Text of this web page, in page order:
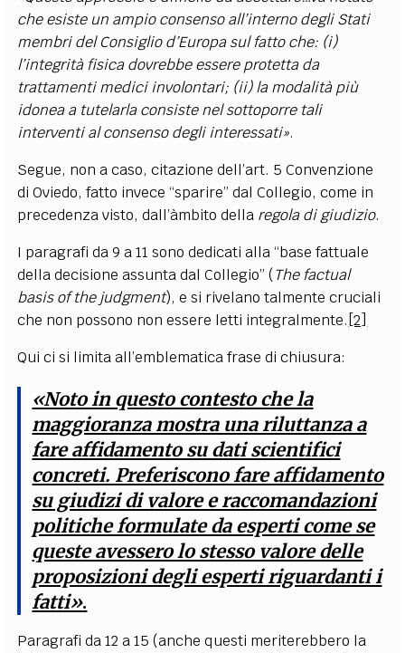
che esiste un ampio consenso all’interno degli Stati
membri del Consiglio d’Europa sul fatto che: (i)
l’integrità fisica dovrebbe essere protetta da
trattamenti medici involontari; (ii) la modalità più
idonea a tutelarla consiste nel sottoporre tali
interventi al consenso degli interessati».
Segue, non a caso, citazione dell’art. 5 Convenzione
di Oviedo, fatto invece “sparire” dal Collegio, come in
precedenza visto, dall’àmbito della regola di giudizio.
I paragrafi da 9 a 11 sono dedicati alla “base fattuale
della decisione assunta dal Collegio” ( The factual
basis of the judgment), e si rivelano talmente cruciali
che non possono non essere letti integralmente. [2]
Qui ci si limita all’emblematica frase di chiusura:
«Noto in questo contesto che la
maggioranza mostra una riluttanza a
fare affidamento su dati scientifici
concreti. Preferiscono fare affidamento
su giudizi di valore e raccomandazioni
politiche formulate da esperti come se
queste avessero lo stesso valore delle
proposizioni degli esperti riguardanti i
fatti».
Paragrafi da 12 a 15 (anche questi meriterebbero la